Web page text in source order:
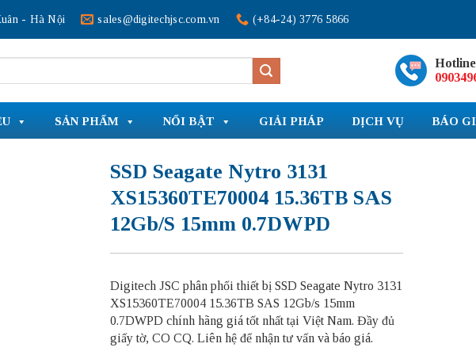
- Hà Nội sales@digitechjsc.com.vn (+84-24) 3776 5866
Hotline
SẢN PHẨM NỔI BẬT GIẢI PHÁP DỊCH VỤ BÁO
SSD Seagate Nytro 3131
XS15360TE70004 15.36TB SAS
12Gb/s 15mm 0.7DWPD
Digitech JSC phân phối thiết bị SSD Seagate Nytro 3131
XS15360TE70004 15.36TB SAS 12Gb/s 15mm
0.7DWPD chính hãng giá tốt nhất tại Việt Nam. Đầy đủ
giấy tờ, CO CQ. Liên hệ để nhận tư vấn và báo giá.